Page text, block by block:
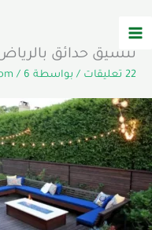
إلى
المحتوىتنسيق حدائق
22 تعليقات / بواسطة / 6 أكتوبر، 2023